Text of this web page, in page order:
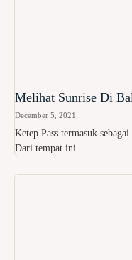
Melihat Sunrise Di
December 5, 2021
Ketep Pass termasuk
Dari tempat ini...